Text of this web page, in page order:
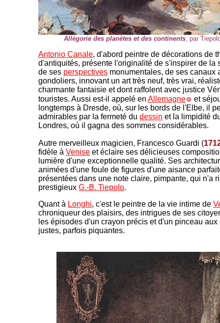
Allégorie des planètes et des continents, par
Antonio Canale, d'abord peintre de décorations de
d'antiquités, présente l'originalité de s'inspirer de la
de ses perspectives monumentales, de ses canaux
gondoliers, innovant un art très neuf, très vrai,
charmante fantaisie et dont raffolent avec justice
touristes. Aussi est-il appelé en Allemagne
et
longtemps à Dresde, où, sur les bords de l'Elbe, il
admirables par la fermeté du dessin et la limpidité
Londres, où il gagna des sommes considérables.
Autre merveilleux magicien, Francesco Guardi (
fidèle à Venise et éclaire ses délicieuses
lumière d'une exceptionnelle qualité. Ses
animées d'une foule de figures d'une aisance
présentées dans une note claire, pimpante, qui n'a
prestigieux G.-B. Tiepolo.
Quant à Longhi, c'est le peintre de la vie intime de
chroniqueur des plaisirs, des intrigues de ses
les épisodes d'un crayon précis et d'un pinceau
justes, parfois piquantes.
-